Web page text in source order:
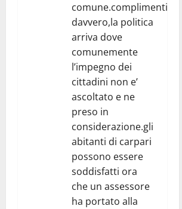
comune.complimenti
davvero,la politica
arriva dove
comunemente
l’impegno dei
cittadini non e’
ascoltato e ne
preso in
considerazione.gli
abitanti di carpari
possono essere
soddisfatti ora
che un assessore
ha portato alla